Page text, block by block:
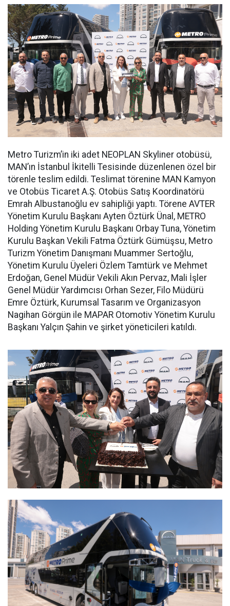
Metro Turizm’in iki adet NEOPLAN Skyliner otobüsü,
MAN’ın İstanbul İkitelli Tesisinde düzenlenen özel bir
törenle teslim edildi. Teslimat törenine MAN Kamyon
ve Otobüs Ticaret A.Ş. Otobüs Satış Koordinatörü
Emrah Albustanoğlu ev sahipliği yaptı. Törene AVTER
Yönetim Kurulu Başkanı Ayten Öztürk Ünal, METRO
Holding Yönetim Kurulu Başkanı Orbay Tuna, Yönetim
Kurulu Başkan Vekili Fatma Öztürk Gümüşsu, Metro
Turizm Yönetim Danışmanı Muammer Sertoğlu,
Yönetim Kurulu Üyeleri Özlem Tamtürk ve Mehmet
Erdoğan, Genel Müdür Vekili Akın Pervaz, Mali İşler
Genel Müdür Yardımcısı Orhan Sezer, Filo Müdürü
Emre Öztürk, Kurumsal Tasarım ve Organizasyon
Nagihan Görgün ile MAPAR Otomotiv Yönetim Kurulu
Başkanı Yalçın Şahin ve şirket yöneticileri katıldı.